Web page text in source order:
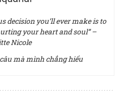
decision you’ll ever make is to
your heart and soul” –
Nicole
mà mình chẳng hiểu